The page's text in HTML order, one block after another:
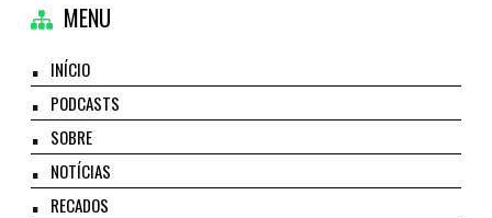
MENU
INÍCIO
PODCASTS
SOBRE
NOTÍCIAS
RECADOS